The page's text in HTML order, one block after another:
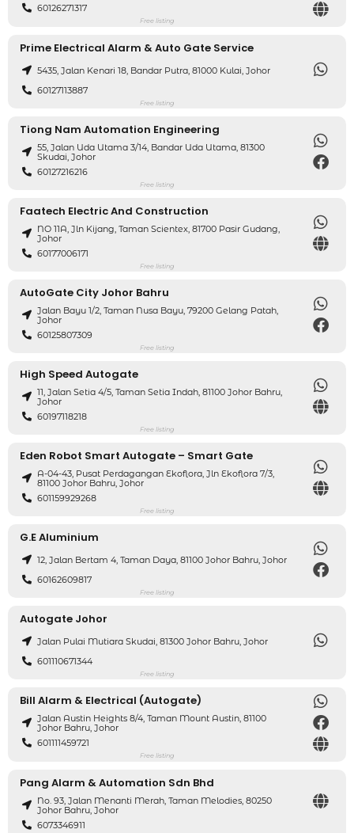
60126271317
Free listing
Prime Electrical Alarm & Auto Gate Service
5435, Jalan Kenari 18, Bandar Putra, 81000 Kulai, Johor
60127113887
Free listing
Tiong Nam Automation Engineering
55, Jalan Uda Utama 3/14, Bandar Uda Utama, 81300
Skudai, Johor
60127216216
Free listing
Faatech Electric And Construction
NO 11A, Jln Kijang, Taman Scientex, 81700 Pasir Gudang,
Johor
60177006171
Free listing
AutoGate City Johor Bahru
Jalan Bayu 1/2, Taman Nusa Bayu, 79200 Gelang Patah,
Johor
60125807309
Free listing
High Speed ​​Autogate
11, Jalan Setia 4/5, Taman Setia Indah, 81100 Johor Bahru,
Johor
60197118218
Free listing
Eden Robot Smart Autogate – Smart Gate
A-04-43, Pusat Perdagangan Ekoflora, Jln Ekoflora 7/3,
81100 Johor Bahru, Johor
601159929268
Free listing
G.E Aluminium
12, Jalan Bertam 4, Taman Daya, 81100 Johor Bahru, Johor
60162609817
Free listing
Autogate Johor
Jalan Pulai Mutiara Skudai, 81300 Johor Bahru, Johor
601110671344
Free listing
Bill Alarm & Electrical (Autogate)
Jalan Austin Heights 8/4, Taman Mount Austin, 81100
Johor Bahru, Johor
601111459721
Free listing
Pang Alarm & Automation Sdn Bhd
No. 93, Jalan Menanti Merah, Taman Melodies, 80250
Johor Bahru, Johor
6073346911